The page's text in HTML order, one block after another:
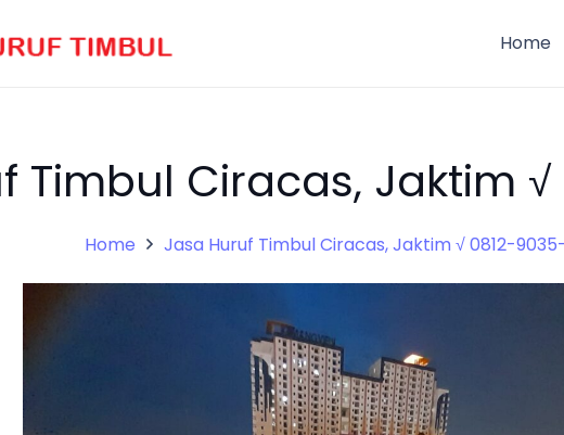
Home
Timbul Ciracas, Jaktim
Home Jasa Huruf Timbul Ciracas, Jaktim √ 0812-